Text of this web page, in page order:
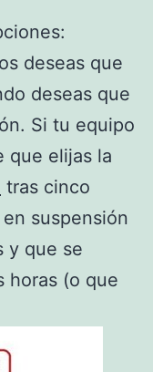
deseas que
deseas que
Si tu equipo
que elijas la
tras cinco
suspensión
y que se
horas (o que